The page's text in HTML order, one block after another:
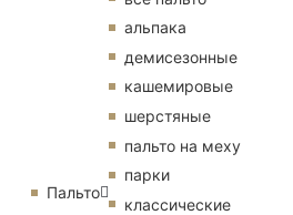
Пальто
альпака
демисезонные
кашемировые
шерстяные
пальто на меху
парки
классические